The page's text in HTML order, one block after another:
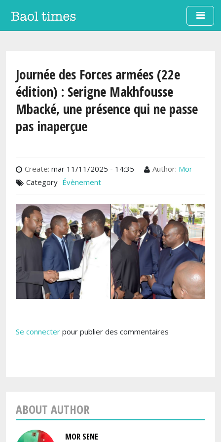
Aller au contenu principal
Journée des Forces armées (22e
édition) : Serigne Makhfousse
Mbacké, une présence qui ne passe
pas inaperçue
Create: mar 11/11/2025 - 14:35 Author: Mor
Category Évènement
Se connecter pour publier des commentaires
ABOUT AUTHOR
MOR SENE